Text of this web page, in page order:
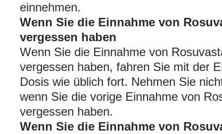
einnehmen.
Wenn Sie die Einnahme von
vergessen haben
Wenn Sie die Einnahme von
vergessen haben, fahren Sie mit der
Dosis wie üblich fort. Nehmen Sie
wenn Sie die vorige Einnahme von
vergessen haben.
Wenn Sie die Einnahme von